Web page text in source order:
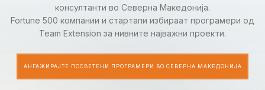
консултанти во Северна Македонија.
Fortune 500 компании и стартапи избираат програмери од
Team Extension за нивните најважни проекти.
АНГАЖИРАЈТЕ ПОСВЕТЕНИ ПРОГРАМЕРИ ВО СЕВЕРНА МАКЕДОНИЈА